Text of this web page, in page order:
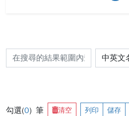
勾選(0) 筆 清空 列印 儲存